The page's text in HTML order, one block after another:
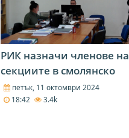
РИК назначи членове на
секциите в смолянско
петък, 11 октомври 2024
18:42
3.4k